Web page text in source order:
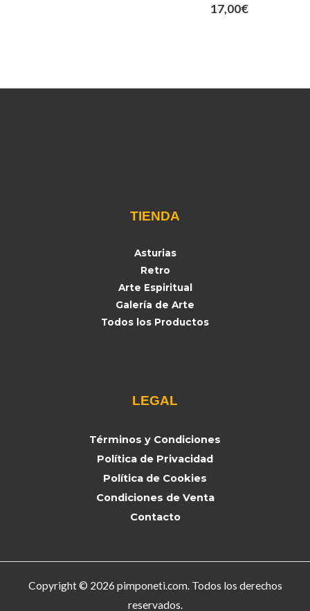
17,00€
TIENDA
Asturias
Retro
Arte Espiritual
Galería de Arte
Todos los Productos
LEGAL
Términos y Condiciones
Política de Privacidad
Política de Cookies
Condiciones de Venta
Contacto
Copyright © 2026 pimponeti.com. Todos los derechos
reservados.